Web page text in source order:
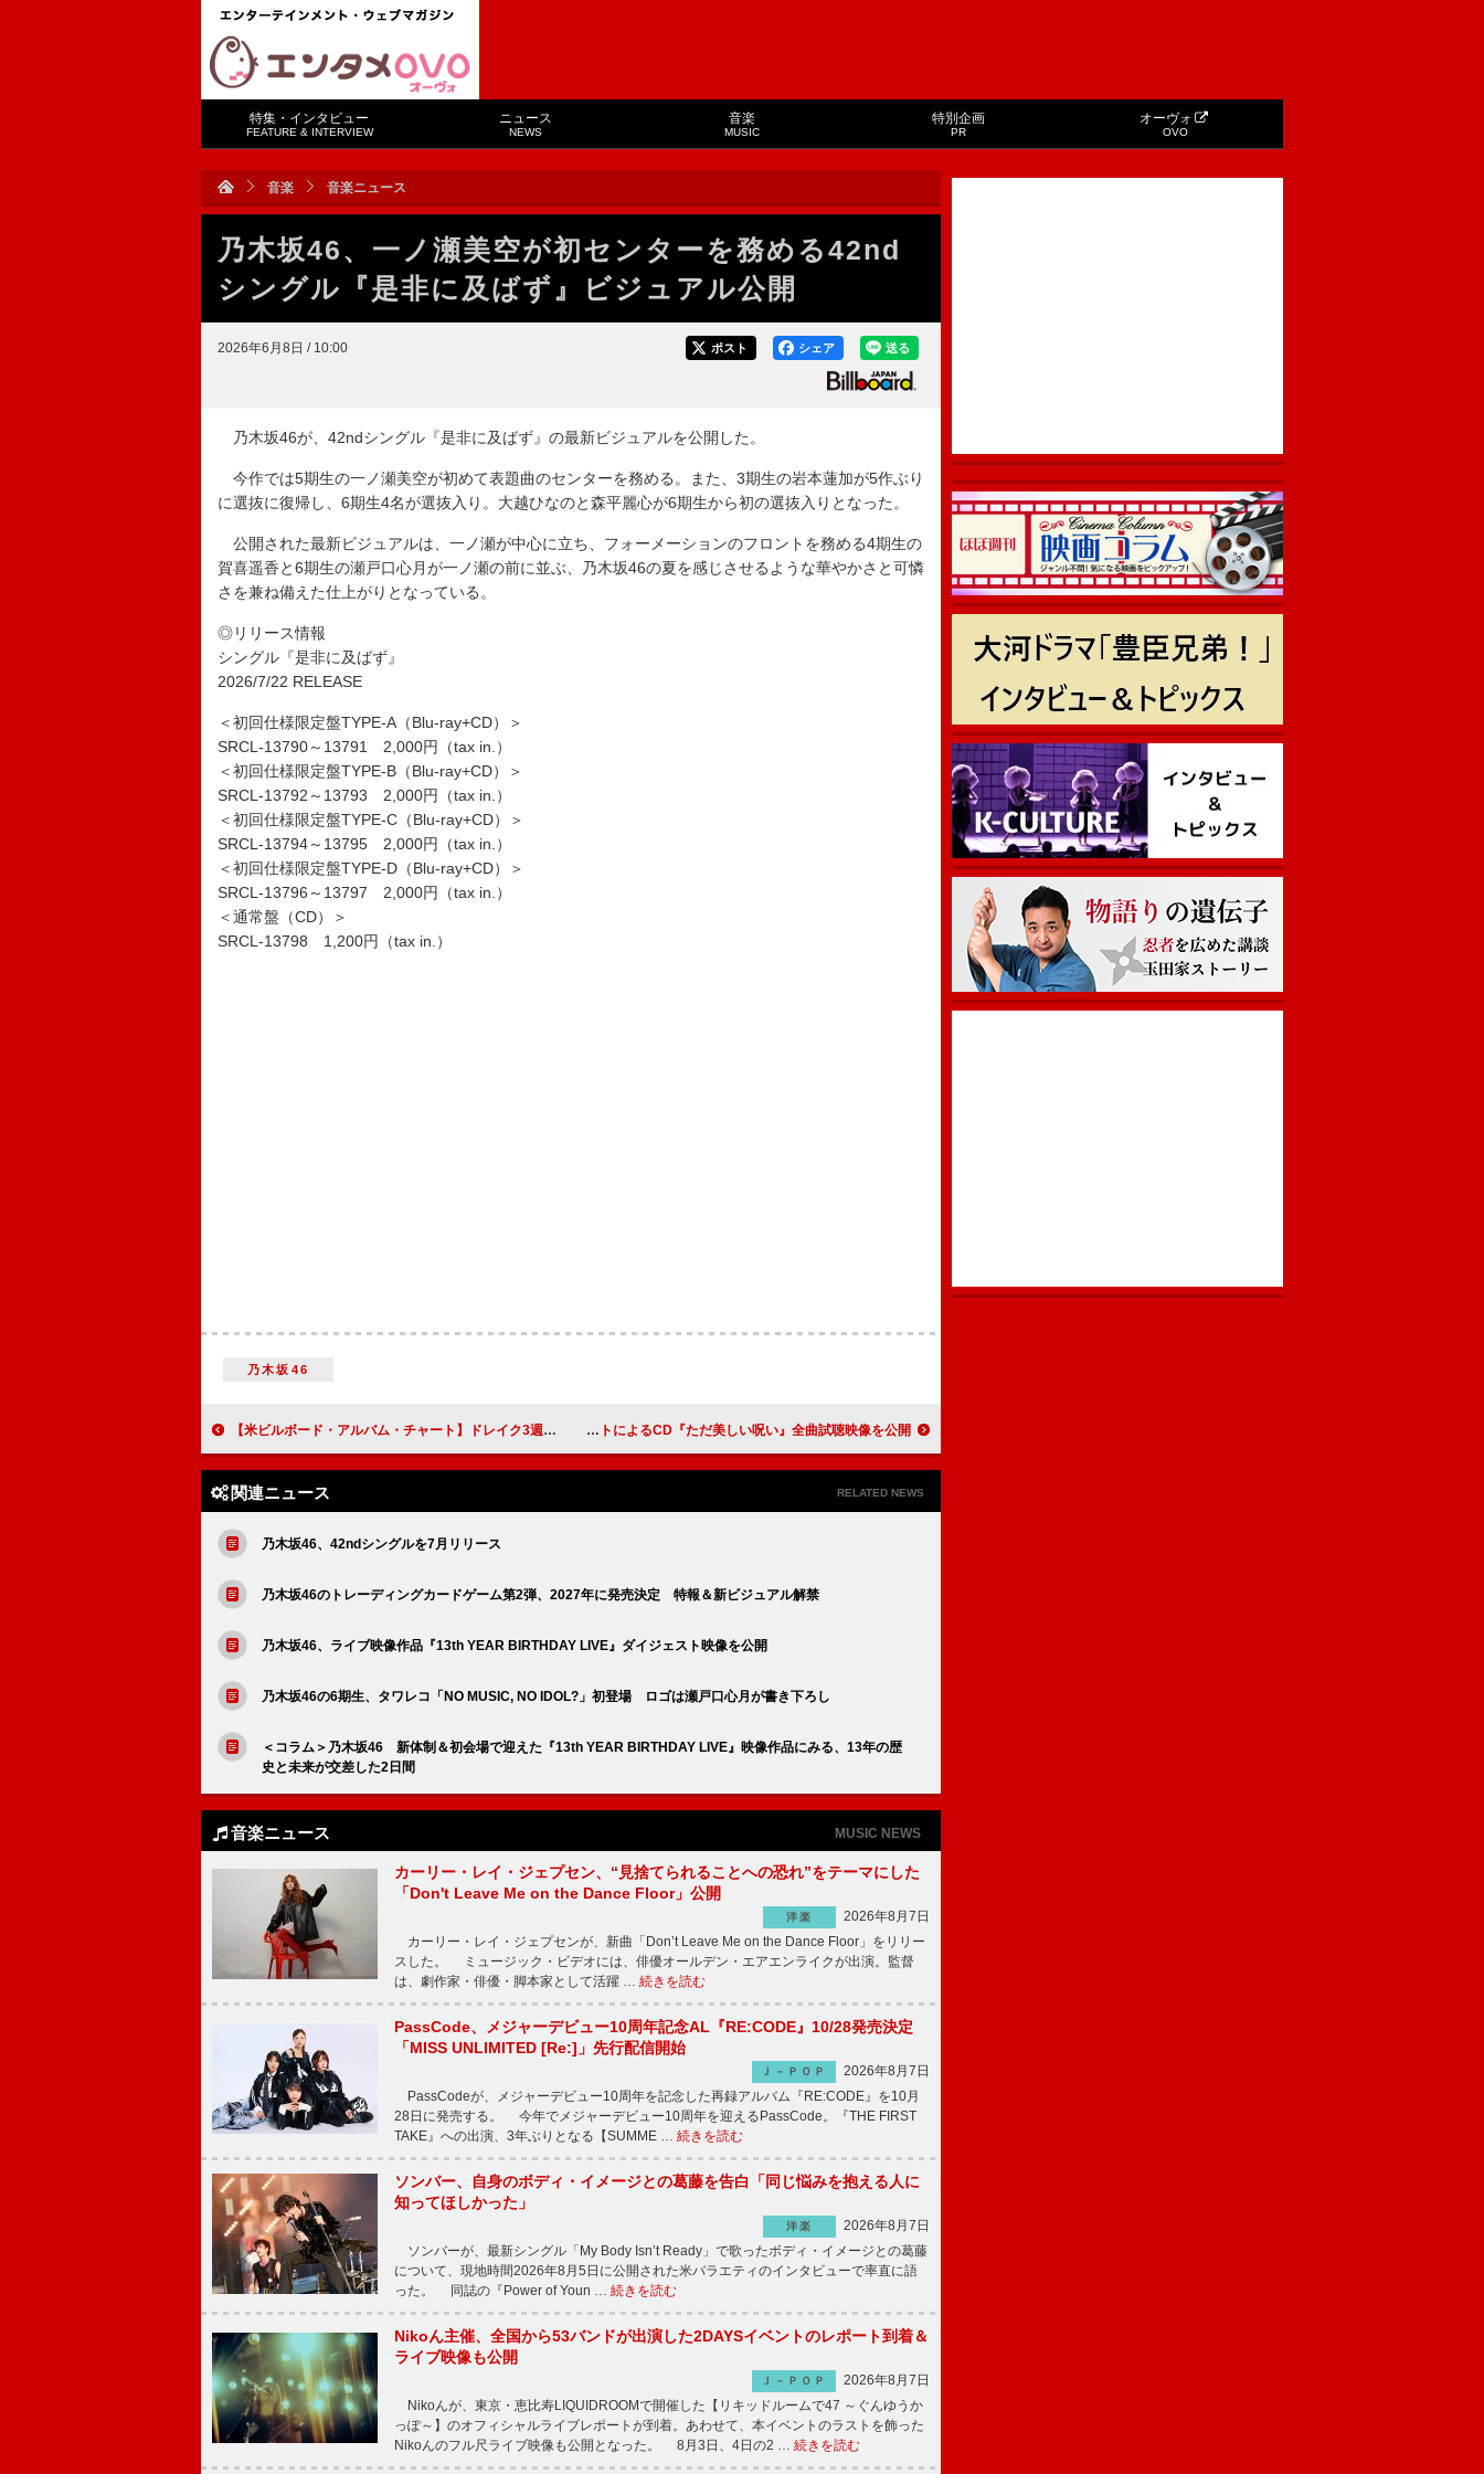
特集・インタビュー
FEATURE & INTERVIEW
ニュース
NEWS
音楽
MUSIC
特別企画
PR
オーヴォ
OVO
音楽 音楽ニュース
乃木坂46、一ノ瀬美空が初センターを務める42nd
シングル『是非に及ばず』ビジュアル公開
2026年6月8日 / 10:00 送る
シェア
ポスト
乃木坂46が、42ndシングル『是非に及ばず』の最新ビジュアルを公開した。
今作では5期生の一ノ瀬美空が初めて表題曲のセンターを務める。また、3期生の岩本蓮加が5作ぶり
に選抜に復帰し、6期生4名が選抜入り。大越ひなのと森平麗心が6期生から初の選抜入りとなった。
公開された最新ビジュアルは、一ノ瀬が中心に立ち、フォーメーションのフロントを務める4期生の
賀喜遥香と6期生の瀬戸口心月が一ノ瀬の前に並ぶ、乃木坂46の夏を感じさせるような華やかさと可憐
さを兼ね備えた仕上がりとなっている。
◎リリース情報
シングル『是非に及ばず』
2026/7/22 RELEASE
＜初回仕様限定盤TYPE-A（Blu-ray+CD）＞
SRCL-13790～13791 2,000円（tax in.）
＜初回仕様限定盤TYPE-B（Blu-ray+CD）＞
SRCL-13792～13793 2,000円（tax in.）
＜初回仕様限定盤TYPE-C（Blu-ray+CD）＞
SRCL-13794～13795 2,000円（tax in.）
＜初回仕様限定盤TYPE-D（Blu-ray+CD）＞
SRCL-13796～13797 2,000円（tax in.）
＜通常盤（CD）＞
SRCL-13798 1,200円（tax in.）
乃木坂46
【米ビルボード・アルバム・チャート】ドレイク3週連続首位、ポール・マッカートニー／aespaがTOP10デビュー Nakamura Hak、アニメ『とんがり帽子のアトリエ』原作者イラストによるCD『ただ美しい呪い』全曲試聴映像を公開
関連ニュース RELATED NEWS
乃木坂46、42ndシングルを7月リリース
乃木坂46のトレーディングカードゲーム第2弾、2027年に発売決定 特報＆新ビジュアル解禁
乃木坂46、ライブ映像作品『13th YEAR BIRTHDAY LIVE』ダイジェスト映像を公開
乃木坂46の6期生、タワレコ「NO MUSIC, NO IDOL?」初登場 ロゴは瀬戸口心月が書き下ろし
＜コラム＞乃木坂46 新体制＆初会場で迎えた『13th YEAR BIRTHDAY LIVE』映像作品にみる、13年の歴
史と未来が交差した2日間
音楽ニュース MUSIC NEWS
カーリー・レイ・ジェプセン、“見捨てられることへの恐れ”をテーマにした
「Don't Leave Me on the Dance Floor」公開
洋楽
2026年8月7日
カーリー・レイ・ジェプセンが、新曲「Don’t Leave Me on the Dance Floor」をリリー
スした。 ミュージック・ビデオには、俳優オールデン・エアエンライクが出演。監督
は、劇作家・俳優・脚本家として活躍 … 続きを読む
PassCode、メジャーデビュー10周年記念AL『RE:CODE』10/28発売決定
「MISS UNLIMITED [Re:]」先行配信開始
Ｊ－ＰＯＰ
2026年8月7日
PassCodeが、メジャーデビュー10周年を記念した再録アルバム『RE:CODE』を10月
28日に発売する。 今年でメジャーデビュー10周年を迎えるPassCode。『THE FIRST
TAKE』への出演、3年ぶりとなる【SUMME … 続きを読む
ソンバー、自身のボディ・イメージとの葛藤を告白「同じ悩みを抱える人に
知ってほしかった」
洋楽
2026年8月7日
ソンバーが、最新シングル「My Body Isn’t Ready」で歌ったボディ・イメージとの葛藤
について、現地時間2026年8月5日に公開された米バラエティのインタビューで率直に語
った。 同誌の『Power of Youn … 続きを読む
Nikoん主催、全国から53バンドが出演した2DAYSイベントのレポート到着＆
ライブ映像も公開
Ｊ－ＰＯＰ
2026年8月7日
Nikoんが、東京・恵比寿LIQUIDROOMで開催した【リキッドルームで47 ～ぐんゆうか
っぽ～】のオフィシャルライブレポートが到着。あわせて、本イベントのラストを飾った
Nikoんのフル尺ライブ映像も公開となった。 8月3日、4日の2 … 続きを読む